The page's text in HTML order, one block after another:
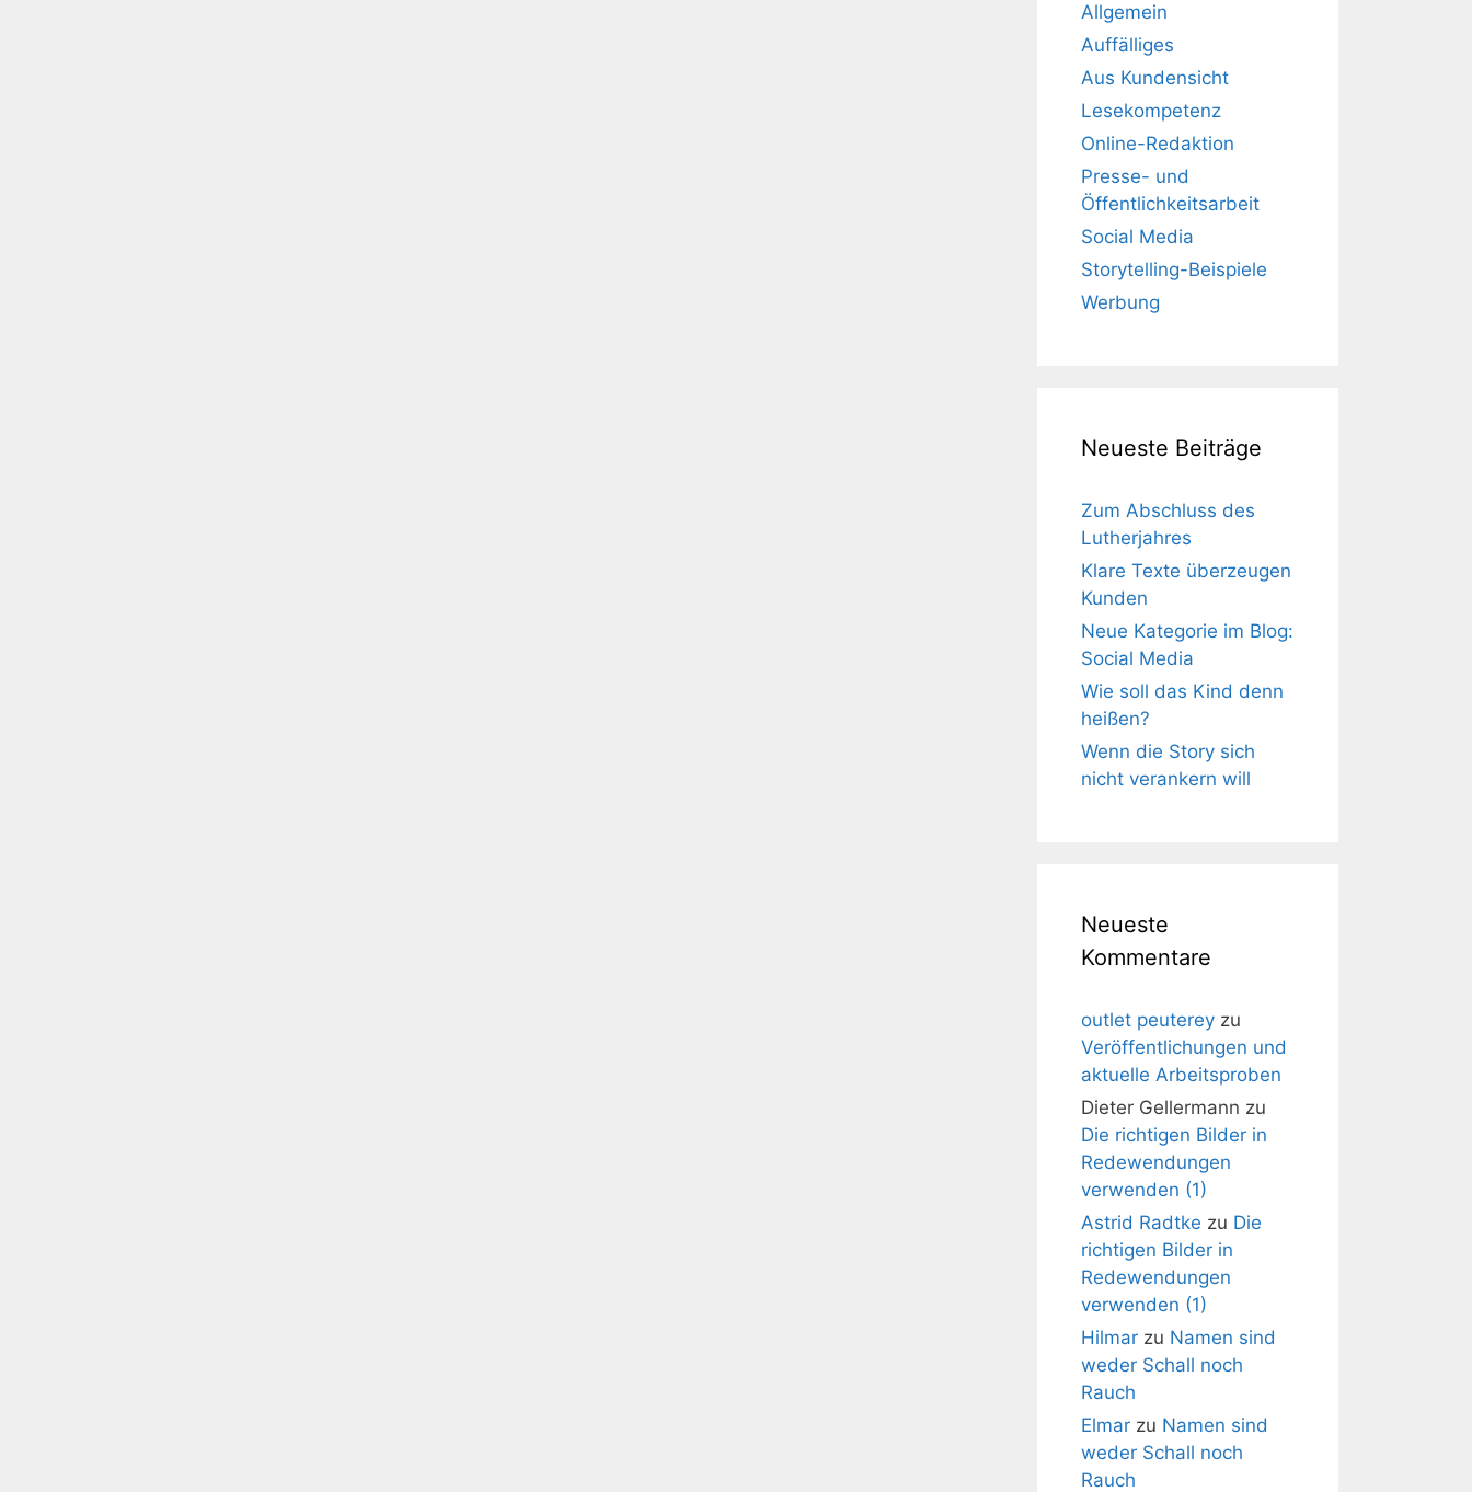
Allgemein
Auffälliges
Aus Kundensicht
Lesekompetenz
Online-Redaktion
Presse- und
Öffentlichkeitsarbeit
Social Media
Storytelling-Beispiele
Werbung
Neueste Beiträge
Zum Abschluss des
Lutherjahres
Klare Texte überzeugen
Kunden
Neue Kategorie im Blog:
Social Media
Wie soll das Kind denn
heißen?
Wenn die Story sich
nicht verankern will
Neueste
Kommentare
outlet peuterey zu
Veröffentlichungen und
aktuelle Arbeitsproben
Dieter Gellermann zu
Die richtigen Bilder in
Redewendungen
verwenden (1)
Astrid Radtke zu Die
richtigen Bilder in
Redewendungen
verwenden (1)
Hilmar zu Namen sind
weder Schall noch
Rauch
Elmar zu Namen sind
weder Schall noch
Rauch